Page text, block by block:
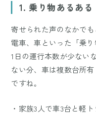
1. 乗り物あるある
寄せられた声のなかで
電車、車といった「乗
1日の運行本数が少ない
ない分、車は複数台所
ですね。
・家族3人で車3台と軽